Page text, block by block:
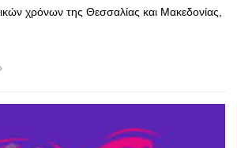
χρόνων της Θεσσαλίας και Μακεδονίας,